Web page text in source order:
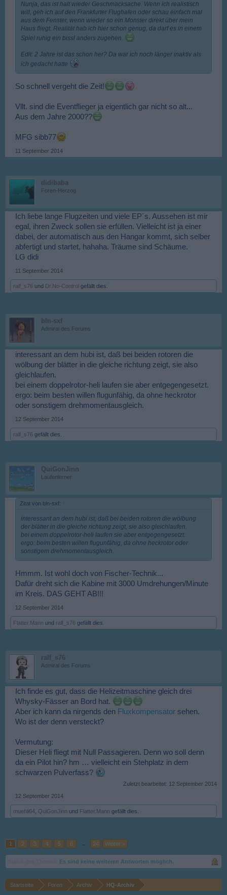
Nunja, das ist halt wieder Geschmacksache. Wenn ich realistisch
will, geh ich auf den Frankfurter Flughafen oder schau einfach mal
aus dem Fenster, wenn wieder so ein Monster direkt über mein
Haus fliegt. Realität hab ich hier schon genug, da darf es in einem
Spiel ruhig ein bissl anders zugehen.
Edit: 2 Jahre ist das schon her? Da war ich noch länger inaktiv als
ich gedacht hatte
So schnell vergeht die Zeit!
Vllt. sind die Eventflieger ja eigentlich gar nicht so alt...
Aus dem Jahre 2000??
MFG sibb77
11 September 2014
didibaba
Foren-Herzog
Ich liebe lange Flugzeiten und viele EP´s. Aussehen ist mir
egal, ihren Zweck sollen sie erfüllen. Vielleicht ist ja einer
dabei, der automatisch aus den Hangar kommt, sich selber
abfertigt und startet, hahaha. Träume sind Schäume.
LG didi
11 September 2014
ralf_s76 und Dr.No-Control gefällt dies.
bln-sxf
Admiral des Forums
interessant an dem hubi ist, daß bei beiden rotoren die
wölbung der blätter in die gleiche richtung zeigt, sie also
gleichlaufen.
bei einem doppelrotor-heli laufen sie aber entgegengesetzt.
ergo: beim besten willen flugunfähig, da ohne heckrotor
oder sonstigem drehmomentausgleich.
12 September 2014
ralf_s76 gefällt dies.
QuiGonJinn
Laufenlerner
Zitat von bln-sxf: ↑
interessant an dem hubi ist, daß bei beiden rotoren die wölbung
der blätter in die gleiche richtung zeigt, sie also gleichlaufen.
bei einem doppelrotor-heli laufen sie aber entgegengesetzt.
ergo: beim besten willen flugunfähig, da ohne heckrotor oder
sonstigem drehmomentausgleich.
Hmmm. Ist wohl doch von Fischer-Technik...
Dafür dreht sich die Kabine mit 3000 Umdrehungen/Minute
im Kreis. DAS GEHT AB!!!
12 September 2014
Flatter.Mann und ralf_s76 gefällt dies.
ralf_s76
Admiral des Forums
Ich finde es gut, dass die Helizeitmaschine gleich drei
Whysky-Fässer an Bord hat.
Aber ich kann da nirgends den Fluxkompensator sehen.
Wo ist der denn versteckt?
Vermutung:
Dieser Heli fliegt mit Null Passagieren. Denn wo soll denn
da ein Pilot hin? hm … vielleicht ein Stehplatz in dem
schwarzen Pulverfass?
Zuletzt bearbeitet: 12 September 2014
12 September 2014
muehli64 QuiGonJinn und Flatter.Mann gefällt dies.
1 2 3 4 5 6 → 24 Weiter >
Es sind keine weiteren Antworten möglich.
Startseite Foren Archiv HQ-Archiv